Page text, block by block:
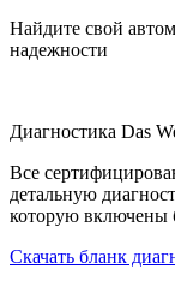
Найдите свой
надежности
Диагностика Das
Все
детальную
которую включены
Скачать бланк